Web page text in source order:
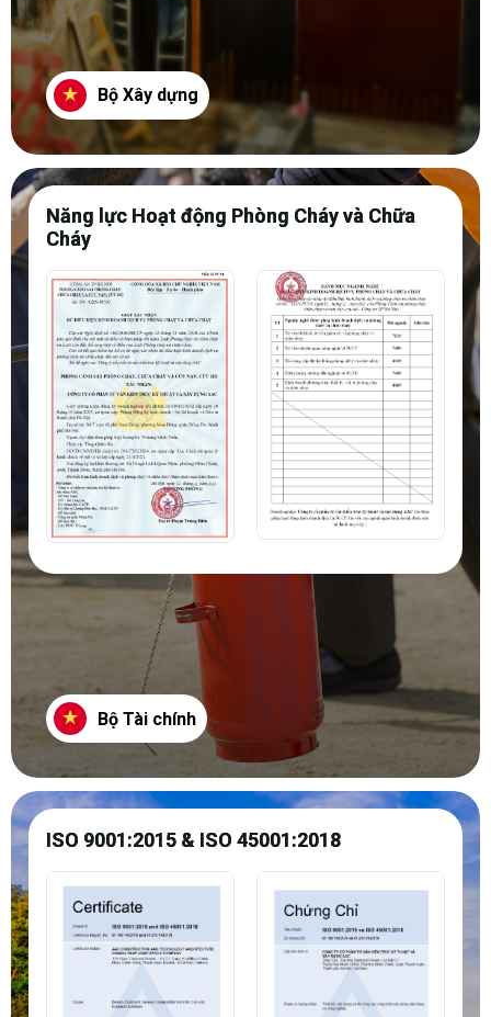
Bộ Xây dựng
Năng lực Hoạt động Phòng Cháy và Chữa
Cháy
Bộ Tài chính
ISO 9001:2015 & ISO 45001:2018